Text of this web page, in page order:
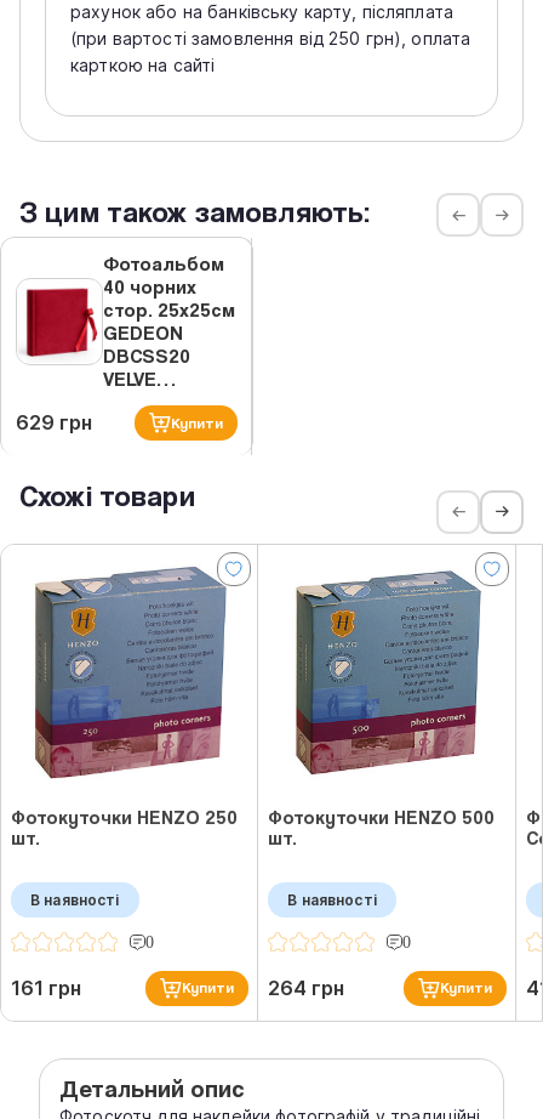
рахунок або на банківську карту, післяплата
(при вартості замовлення від 250 грн), оплата
карткою на сайті
З цим також замовляють:
Фотоальбом
40 чорних
стор. 25x25см
GEDEON
DBCSS20
VELVE…
629 грн Купити
Схожі товари
Фотокуточки HENZO 250
шт.
В наявності
0
161 грн Купити
Фотокуточки HENZO 500
шт.
В наявності
0
264 грн Купити
Детальний опис